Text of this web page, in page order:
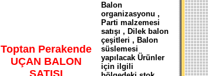
Toptan Perakende
UÇAN BALON
SATIŞI
Balon
organizasyonu ,
Parti malzemesi
satışı , Dilek balon
çeşitleri , Balon
süslemesi
yapılacak Ürünler
için ilgili